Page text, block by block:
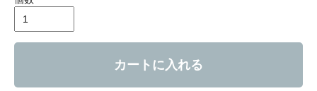
カートに入れる